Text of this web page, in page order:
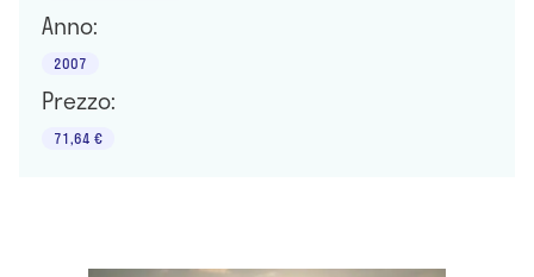
Anno:
2007
Prezzo:
71,64 €